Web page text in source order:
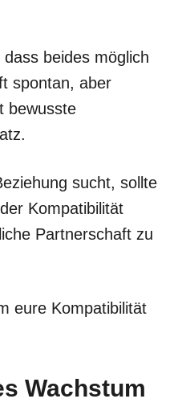
beides möglich
spontan, aber
bewusste
sucht, sollte
Kompatibilität
Partnerschaft zu
eure Kompatibilität
Wachstum